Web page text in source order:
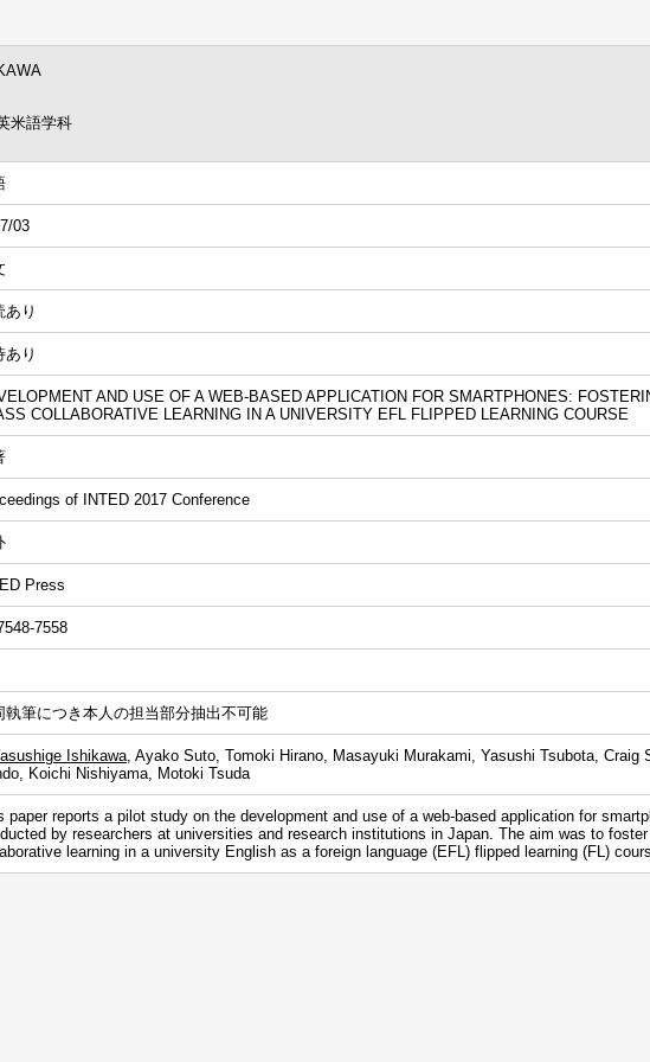
米語学科
03
あり
あり
AND USE OF A WEB-BASED APPLICATION FOR SMARTPHONES:
COLLABORATIVE LEARNING IN A UNIVERSITY EFL FLIPPED LEARNING COURSE
of INTED 2017 Conference
Press
7558
執筆につき本人の担当部分抽出不可能
Ishikawa, Ayako Suto, Tomoki Hirano, Masayuki Murakami, Yasushi Tsubota, Craig
Koichi Nishiyama, Motoki Tsuda
paper reports a pilot study on the development and use of a web-based application for
by researchers at universities and research institutions in Japan. The aim was to
learning in a university English as a foreign language (EFL) flipped learning (FL)